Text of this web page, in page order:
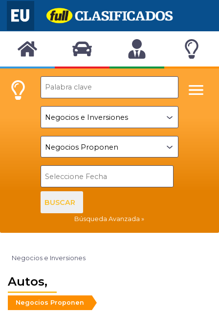
BUSCAR
Búsqueda Avanzada
Negocios e Inversiones
Autos,
Negocios Proponen